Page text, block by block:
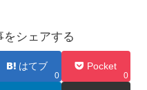
をシェアする
はてブ
0
Pocket
0